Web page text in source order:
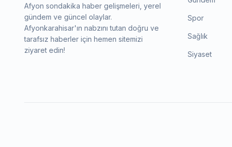
Afyon sondakika haber gelişmeleri, yerel
gündem ve güncel olaylar.
Afyonkarahisar'ın nabzını tutan doğru ve
tarafsız haberler için hemen sitemizi
ziyaret edin!
Spor
Sağlık
Siyaset